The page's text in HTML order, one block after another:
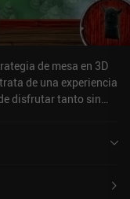
añadiendo nuevas
es un gran juego de
cualquier fan del
de mesa en 3D
de una experiencia
disfrutar tanto sin
4,7 sobre 5,0 en la